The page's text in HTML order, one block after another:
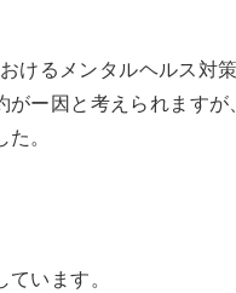
けるメンタルヘルス対
ー因と考えられます
。
います。